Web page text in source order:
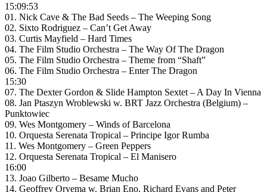
15:09:53
01. Nick Cave & The Bad Seeds – The Weeping Song
02. Sixto Rodriguez – Can’t Get Away
03. Curtis Mayfield – Hard Times
04. The Film Studio Orchestra – The Way Of The Dragon
05. The Film Studio Orchestra – Theme from “Shaft”
06. The Film Studio Orchestra – Enter The Dragon
15:30
07. The Dexter Gordon & Slide Hampton Sextet – A Day In Vienna
08. Jan Ptaszyn Wroblewski w. BRT Jazz Orchestra (Belgium) –
Punktowiec
09. Wes Montgomery – Winds of Barcelona
10. Orquesta Serenata Tropical – Principe Igor Rumba
11. Wes Montgomery – Green Peppers
12. Orquesta Serenata Tropical – El Manisero
16:00
13. Joao Gilberto – Besame Mucho
14. Geoffrey Oryema w. Brian Eno, Richard Evans and Peter